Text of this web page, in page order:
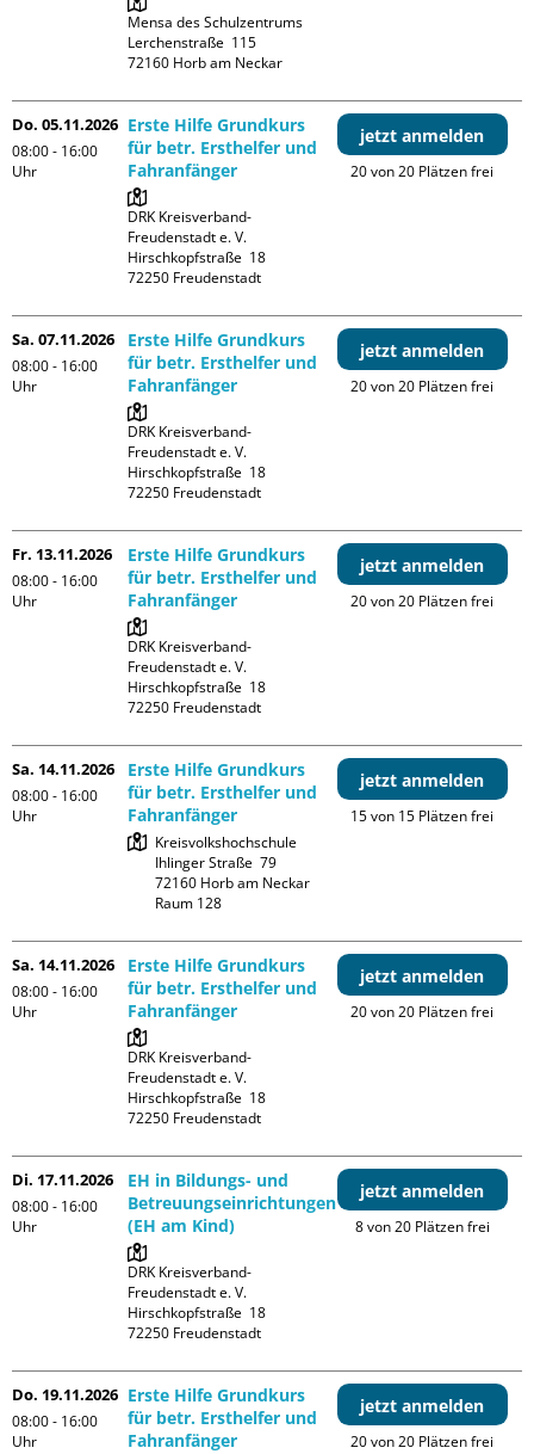
Mensa des Schulzentrums
Lerchenstraße  115
Do. 05.11.2026
08:00 - 16:00
Uhr
Erste Hilfe Grundkurs
für betr. Ersthelfer und
Fahranfänger
DRK Kreisverband-
Freudenstadt e. V.
Hirschkopfstraße  18
jetzt anmelden
20 von 20 Plätzen frei
Sa. 07.11.2026
08:00 - 16:00
Uhr
Erste Hilfe Grundkurs
für betr. Ersthelfer und
Fahranfänger
DRK Kreisverband-
Freudenstadt e. V.
Hirschkopfstraße  18
jetzt anmelden
20 von 20 Plätzen frei
Fr. 13.11.2026
08:00 - 16:00
Uhr
Erste Hilfe Grundkurs
für betr. Ersthelfer und
Fahranfänger
DRK Kreisverband-
Freudenstadt e. V.
Hirschkopfstraße  18
jetzt anmelden
20 von 20 Plätzen frei
Sa. 14.11.2026
08:00 - 16:00
Uhr
Erste Hilfe Grundkurs
für betr. Ersthelfer und
Fahranfänger
Kreisvolkshochschule
Ihlinger Straße  79
72160 Horb am Neckar
Raum 128
jetzt anmelden
15 von 15 Plätzen frei
Sa. 14.11.2026
08:00 - 16:00
Uhr
Erste Hilfe Grundkurs
für betr. Ersthelfer und
Fahranfänger
DRK Kreisverband-
Freudenstadt e. V.
Hirschkopfstraße  18
jetzt anmelden
20 von 20 Plätzen frei
Di. 17.11.2026
08:00 - 16:00
Uhr
EH in Bildungs- und
Betreuungseinrichtungen
(EH am Kind)
DRK Kreisverband-
Freudenstadt e. V.
Hirschkopfstraße  18
jetzt anmelden
8 von 20 Plätzen frei
Do. 19.11.2026
08:00 - 16:00
Uhr
Erste Hilfe Grundkurs
für betr. Ersthelfer und
Fahranfänger
jetzt anmelden
20 von 20 Plätzen frei